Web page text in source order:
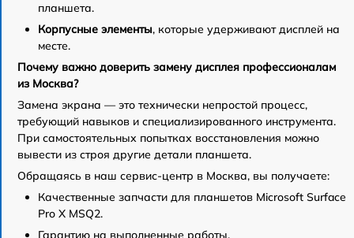
планшета.
Корпусные элементы, которые удерживают дисплей на
месте.
Почему важно доверить замену дисплея профессионалам
из Москва?
Замена экрана — это технически непростой процесс,
требующий навыков и специализированного инструмента.
При самостоятельных попытках восстановления можно
вывести из строя другие детали планшета.
Обращаясь в наш сервис-центр в Москва, вы получаете:
Качественные запчасти для планшетов Microsoft Surface
Pro X MSQ2.